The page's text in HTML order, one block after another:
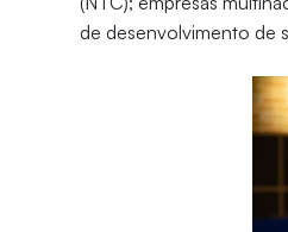
de desenvolvimento de